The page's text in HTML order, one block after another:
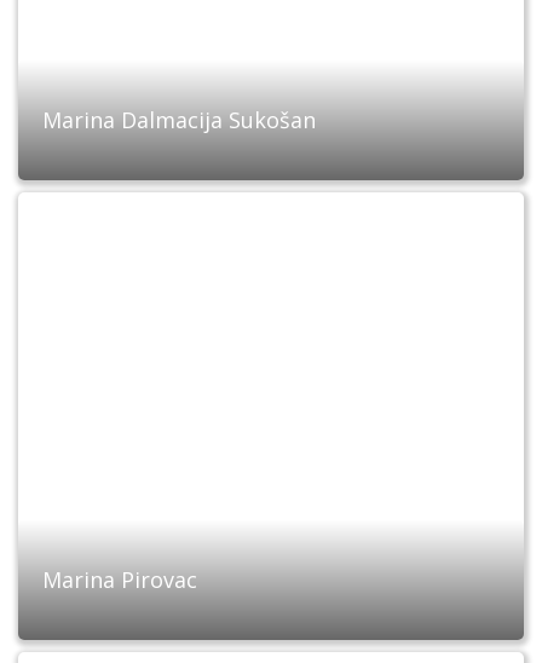
Marina Dalmacija Sukošan
Marina Pirovac